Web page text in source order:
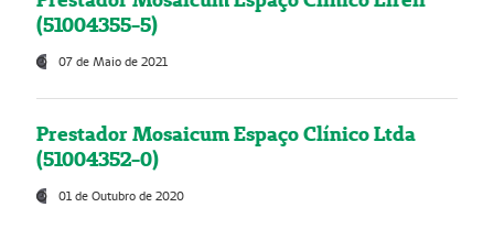
(51004355-5)
07 de Maio de 2021
Prestador Mosaicum Espaço Clínico Ltda
(51004352-0)
01 de Outubro de 2020